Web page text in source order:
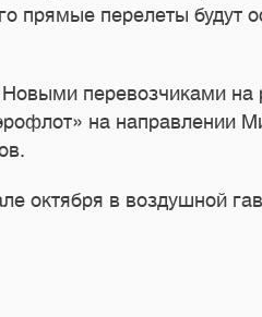
прямые перелеты будут
перевозчиками на
на направлении
октября в воздушной